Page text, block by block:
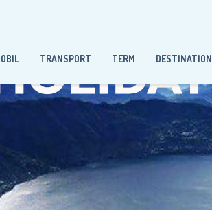
TRANSPORT TERM DESTINATION